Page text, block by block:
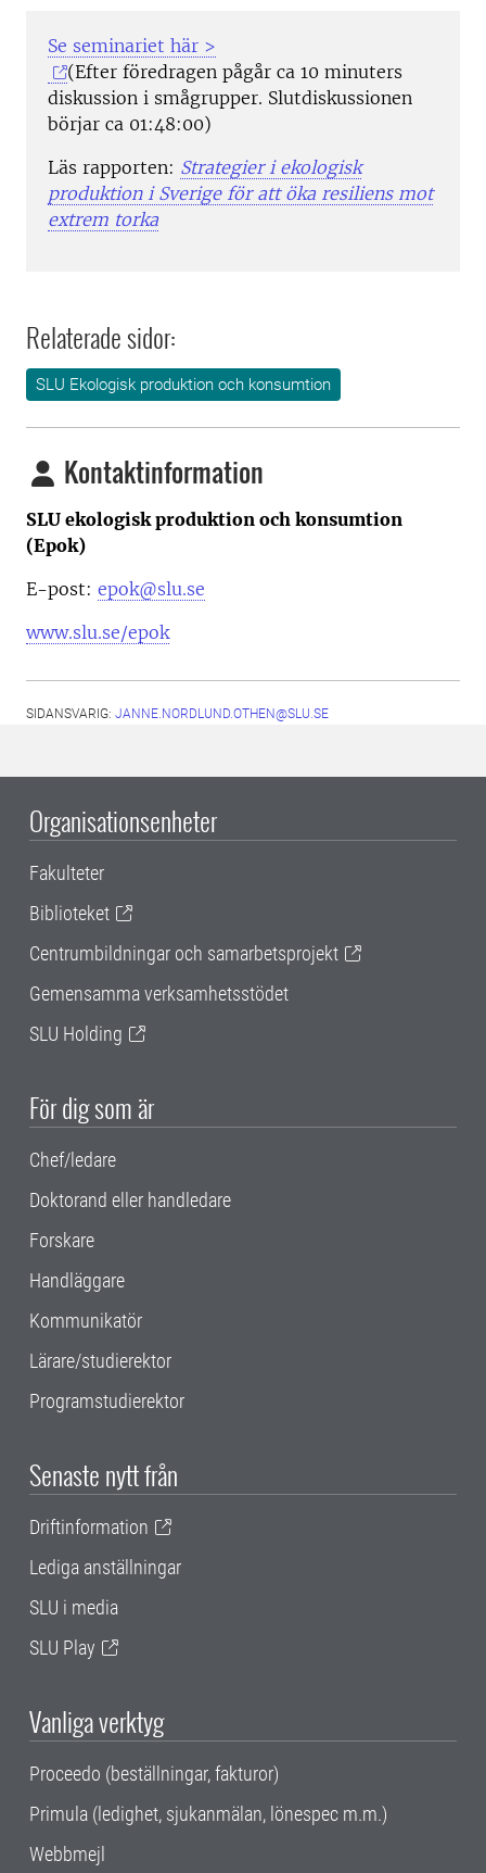
Se seminariet här >
(Efter föredragen pågår ca 10 minuters
diskussion i smågrupper. Slutdiskussionen
börjar ca 01:48:00)
Läs rapporten: Strategier i ekologisk
produktion i Sverige för att öka resiliens mot
extrem torka
Relaterade sidor:
SLU Ekologisk produktion och konsumtion
Kontaktinformation
SLU ekologisk produktion och konsumtion
(Epok)
E-post: epok@slu.se
www.slu.se/epok
SIDANSVARIG: JANNE.NORDLUND.OTHEN@SLU.SE
Organisationsenheter
Fakulteter
Biblioteket
Centrumbildningar och samarbetsprojekt
Gemensamma verksamhetsstödet
SLU Holding
För dig som är
Chef/ledare
Doktorand eller handledare
Forskare
Handläggare
Kommunikatör
Lärare/studierektor
Programstudierektor
Senaste nytt från
Driftinformation
Lediga anställningar
SLU i media
SLU Play
Vanliga verktyg
Proceedo (beställningar, fakturor)
Primula (ledighet, sjukanmälan, lönespec m.m.)
Webbmejl